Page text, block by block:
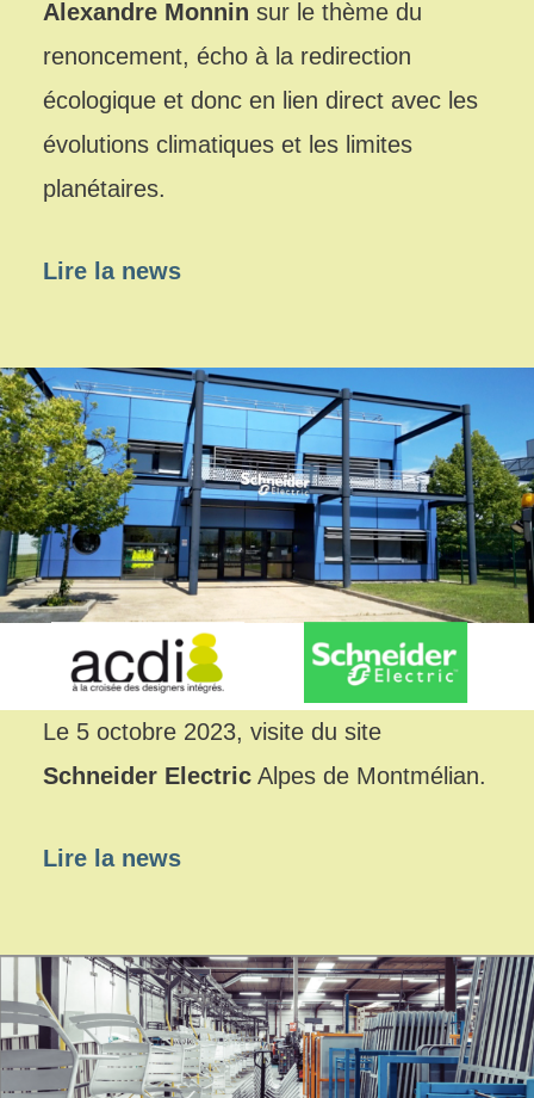
Alexandre Monnin sur le thème du
renoncement, écho à la redirection
écologique et donc en lien direct avec les
évolutions climatiques et les limites
planétaires.
Lire la news
Le 5 octobre 2023, visite du site
Schneider ElectricAlpes de Montmélian.
Lire la news